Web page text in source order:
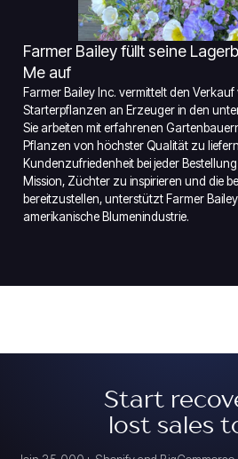
Farmer Bailey füllt seine
Me auf
Farmer Bailey Inc. vermittelt den
Starterpflanzen an Erzeuger in den
Sie arbeiten mit erfahrenen
Pflanzen von höchster Qualität zu
Kundenzufriedenheit bei jeder
Mission, Züchter zu inspirieren und die
bereitzustellen, unterstützt Farmer Bailey
amerikanische Blumenindustrie.
Start
lost sales